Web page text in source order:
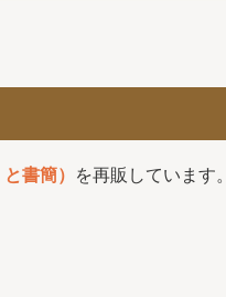
書簡）
を再販しています。